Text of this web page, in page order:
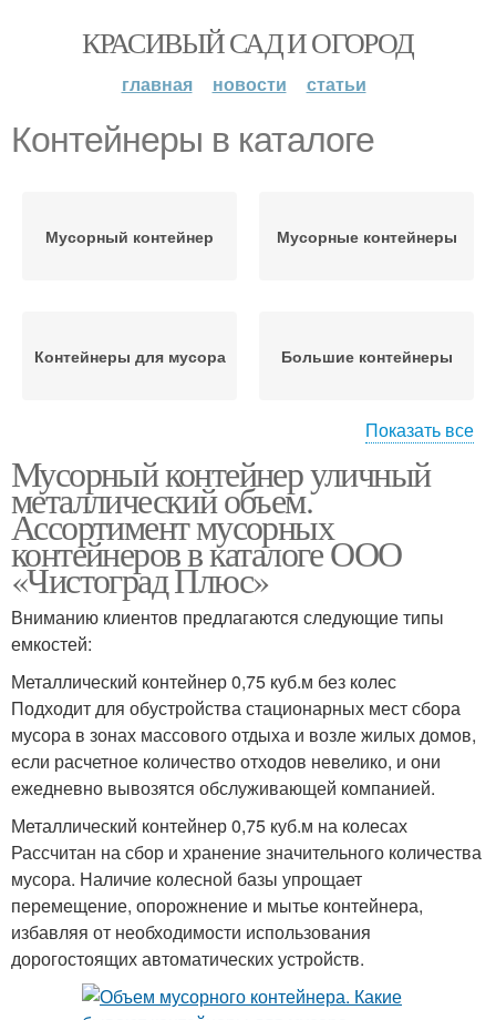
КРАСИВЫЙ САД И ОГОРОД
главная новости статьи
Контейнеры в каталоге
Мусорный контейнер Мусорные контейнеры
Контейнеры для мусора Большие контейнеры
Металлические
контейнеры
Контейнеры от
чистоград
Показать все
Мусорный контейнер уличный
металлический объем.
Ассортимент мусорных
контейнеров в каталоге ООО
«Чистоград Плюс»
Вниманию клиентов предлагаются следующие типы
емкостей:
Металлический контейнер 0,75 куб.м без колес
Подходит для обустройства стационарных мест сбора
мусора в зонах массового отдыха и возле жилых домов,
если расчетное количество отходов невелико, и они
ежедневно вывозятся обслуживающей компанией.
Металлический контейнер 0,75 куб.м на колесах
Рассчитан на сбор и хранение значительного количества
мусора. Наличие колесной базы упрощает
перемещение, опорожнение и мытье контейнера,
избавляя от необходимости использования
дорогостоящих автоматических устройств.